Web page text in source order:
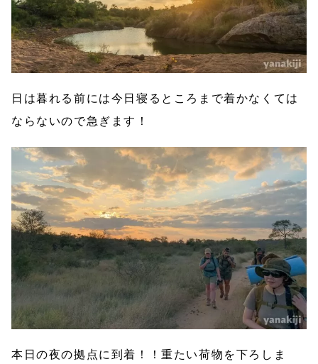
日は暮れる前には今日寝るところまで着かなくては
ならないので急ぎます！
本日の夜の拠点に到着！！重たい荷物を下ろしま